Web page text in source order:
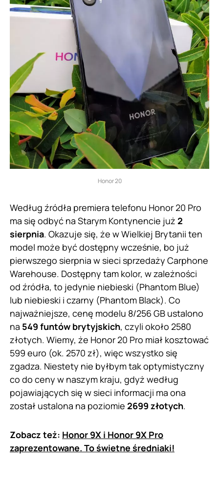
Honor 20
Według źródła premiera telefonu Honor 20 Pro
ma się odbyć na Starym Kontynencie już 2
sierpnia. Okazuje się, że w Wielkiej Brytanii ten
model może być dostępny wcześnie, bo już
pierwszego sierpnia w sieci sprzedaży Carphone
Warehouse. Dostępny tam kolor, w zależności
od źródła, to jedynie niebieski (Phantom Blue)
lub niebieski i czarny (Phantom Black). Co
najważniejsze, cenę modelu 8/256 GB ustalono
na 549 funtów brytyjskich, czyli około 2580
złotych. Wiemy, że Honor 20 Pro miał kosztować
599 euro (ok. 2570 zł), więc wszystko się
zgadza. Niestety nie byłbym tak optymistyczny
co do ceny w naszym kraju, gdyż według
pojawiających się w sieci informacji ma ona
został ustalona na poziomie 2699 złotych.
Zobacz też: Honor 9X i Honor 9X Pro
zaprezentowane. To świetne średniaki!